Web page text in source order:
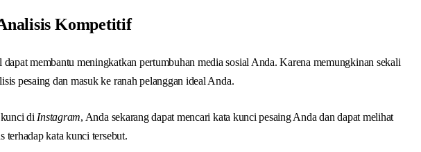
Kompetitif
dapat membantu meningkatkan pertumbuhan media sosial Anda. Karena memungkinan sekali
pesaing dan masuk ke ranah pelanggan ideal Anda.
di Instagram, Anda sekarang dapat mencari kata kunci pesaing Anda dan dapat melihat
terhadap kata kunci tersebut.